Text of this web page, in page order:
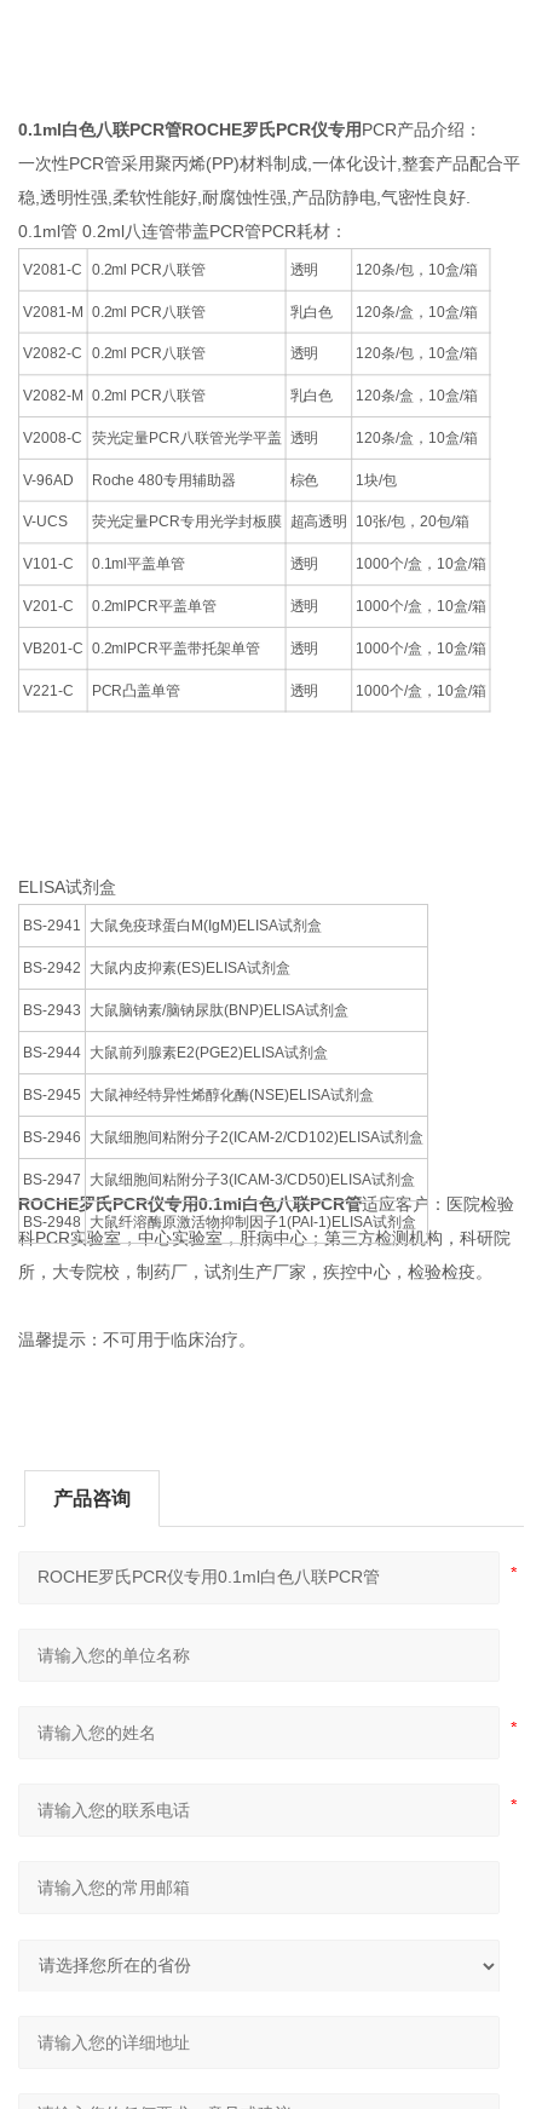
0.1ml白色八联PCR管ROCHE罗氏PCR仪专用PCR产品介绍：
一次性PCR管采用聚丙烯(PP)材料制成,一体化设计,整套产品配合平
稳,透明性强,柔软性能好,耐腐蚀性强,产品防静电,气密性良好.
0.1ml管 0.2ml八连管带盖PCR管PCR耗材：
V2081-C 0.2ml PCR八联管 透明 120条/包，10盒/箱
V2081-M 0.2ml PCR八联管 乳白色 120条/盒，10盒/箱
V2082-C 0.2ml PCR八联管 透明 120条/包，10盒/箱
V2082-M 0.2ml PCR八联管 乳白色 120条/盒，10盒/箱
V2008-C 荧光定量PCR八联管光学平盖 透明 120条/盒，10盒/箱
V-96AD Roche 480专用辅助器 棕色 1块/包
V-UCS 荧光定量PCR专用光学封板膜 超高透明 10张/包，20包/箱
V101-C 0.1ml平盖单管 透明 1000个/盒，10盒/箱
V201-C 0.2mlPCR平盖单管 透明 1000个/盒，10盒/箱
VB201-C 0.2mlPCR平盖带托架单管 透明 1000个/盒，10盒/箱
V221-C PCR凸盖单管 透明 1000个/盒，10盒/箱
ELISA试剂盒
BS-2941 大鼠免疫球蛋白M(IgM)ELISA试剂盒
BS-2942 大鼠内皮抑素(ES)ELISA试剂盒
BS-2943 大鼠脑钠素/脑钠尿肽(BNP)ELISA试剂盒
BS-2944 大鼠前列腺素E2(PGE2)ELISA试剂盒
BS-2945 大鼠神经特异性烯醇化酶(NSE)ELISA试剂盒
BS-2946 大鼠细胞间粘附分子2(ICAM-2/CD102)ELISA试剂盒
BS-2947 大鼠细胞间粘附分子3(ICAM-3/CD50)ELISA试剂盒
BS-2948 大鼠纤溶酶原激活物抑制因子1(PAI-1)ELISA试剂盒
ROCHE罗氏PCR仪专用0.1ml白色八联PCR管适应客户：医院检验
科PCR实验室，中心实验室，肝病中心；第三方检测机构，科研院
所，大专院校，制药厂，试剂生产厂家，疾控中心，检验检疫。
温馨提示：不可用于临床治疗。
产品咨询